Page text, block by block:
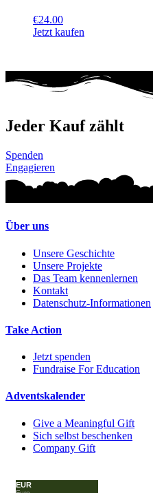
€24.00
Jetzt kaufen
Jeder Kauf zählt
Spenden
Engagieren
Über uns
Unsere Geschichte
Unsere Projekte
Das Team kennenlernen
Kontakt
Datenschutz-Informationen
Take Action
Jetzt spenden
Fundraise For Education
Adventskalender
Give a Meaningful Gift
Sich selbst beschenken
Company Gift
EUR